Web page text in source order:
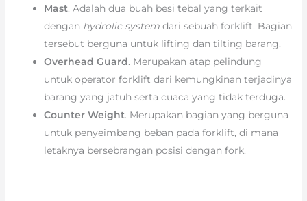
Mast. Adalah dua buah besi tebal yang terkait
dengan hydrolic systemdari sebuah forklift. Bagian
tersebut berguna untuk lifting dan tilting barang.
Overhead Guard. Merupakan atap pelindung
untuk operator forklift dari kemungkinan terjadinya
barang yang jatuh serta cuaca yang tidak terduga.
Counter Weight. Merupakan bagian yang berguna
untuk penyeimbang beban pada forklift, di mana
letaknya bersebrangan posisi dengan fork.